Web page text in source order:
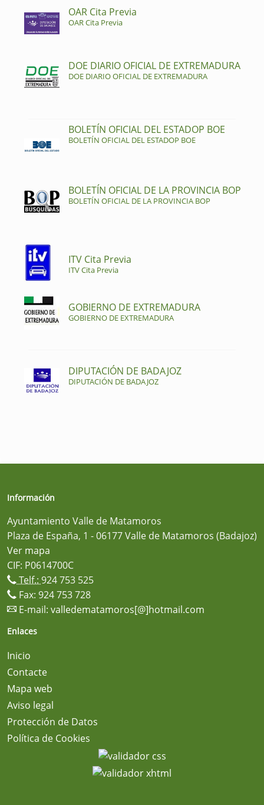
OAR Cita Previa
OAR Cita Previa
DOE DIARIO OFICIAL DE EXTREMADURA
DOE DIARIO OFICIAL DE EXTREMADURA
BOLETÍN OFICIAL DEL ESTADOP BOE
BOLETÍN OFICIAL DEL ESTADOP BOE
BOLETÍN OFICIAL DE LA PROVINCIA BOP
BOLETÍN OFICIAL DE LA PROVINCIA BOP
ITV Cita Previa
ITV Cita Previa
GOBIERNO DE EXTREMADURA
GOBIERNO DE EXTREMADURA
DIPUTACIÓN DE BADAJOZ
DIPUTACIÓN DE BADAJOZ
Información
Ayuntamiento Valle de Matamoros
Plaza de España, 1 - 06177 Valle de Matamoros (Badajoz)
Ver mapa
CIF: P0614700C
Telf.: 924 753 525
Fax: 924 753 728
E-mail: valledematamoros[@]hotmail.com
Enlaces
Inicio
Contacte
Mapa web
Aviso legal
Protección de Datos
Política de Cookies